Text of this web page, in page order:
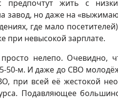
жить с
завод, но даже на
где мало
при невысокой зарплате.
нелепо. Очевидно,
50-м. И даже до СВО
при всей её жестокой
Подавляющее